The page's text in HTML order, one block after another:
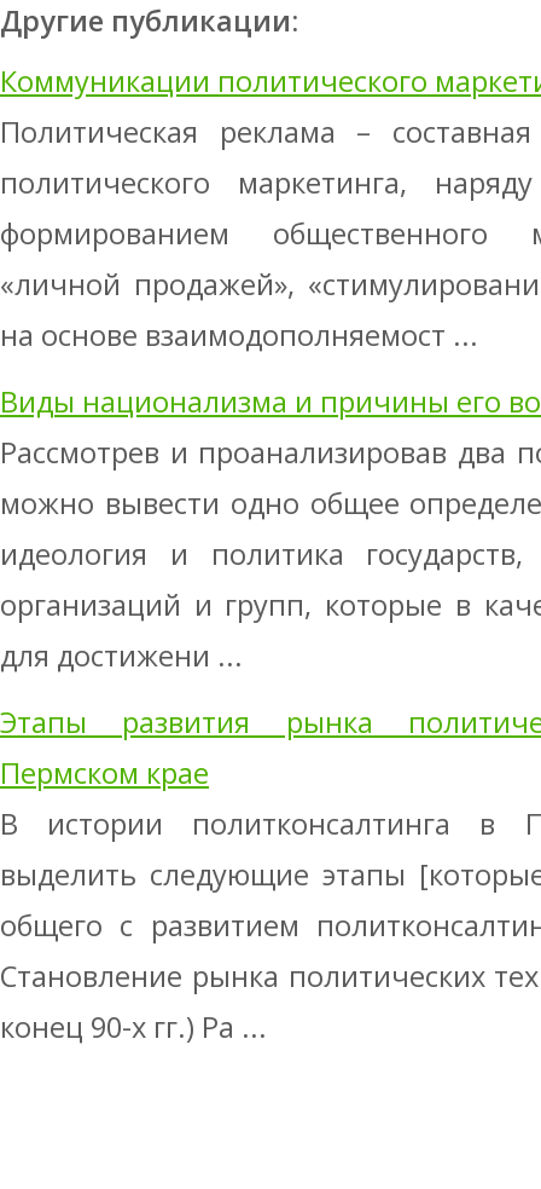
Другие публикации:
Коммуникации политического
Политическая реклама –
политического маркетинга,
формированием общественного
«личной продажей»,
на основе взаимодополняемост ...
Виды национализма и причины его
Рассмотрев и проанализировав два
можно вывести одно общее
идеология и политика
организаций и групп, которые в
для достижени ...
Этапы развития рынка
Пермском крае
В истории политконсалтинга в
выделить следующие этапы
общего с развитием
Становление рынка политических
конец 90-х гг.) Ра ...